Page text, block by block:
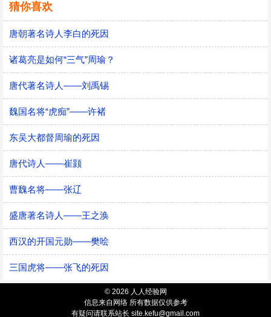
猜你喜欢
唐朝著名诗人李白的死因
诸葛亮是如何“三气”周瑜？
唐代著名诗人——刘禹锡
魏国名将“虎痴”——许褚
东吴大都督周瑜的死因
唐代诗人——崔颢
曹魏名将——张辽
盛唐著名诗人——王之涣
西汉的开国元勋——樊哙
三国虎将——张飞的死因
© 2026 人人经验网
信息来自网络 所有数据仅供参考
有疑问请联系站长 site.kefu@gmail.com